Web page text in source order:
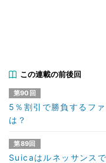
この連載の前後回
第90回
5％割引で勝負するフ
は？
第89回
Suicaはルネッサンス